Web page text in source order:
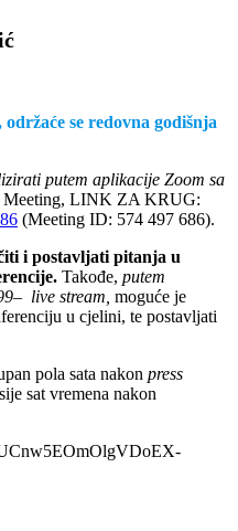
se redovna godišnja
putem aplikacije Zoom sa
Meeting, LINK ZA KRUG:
(Meeting ID: 574 497 686).
i postavljati pitanja u
Takođe, putem
live stream, moguće je
u cjelini, te postavljati
pola sata nakon press
sat vremena nakon